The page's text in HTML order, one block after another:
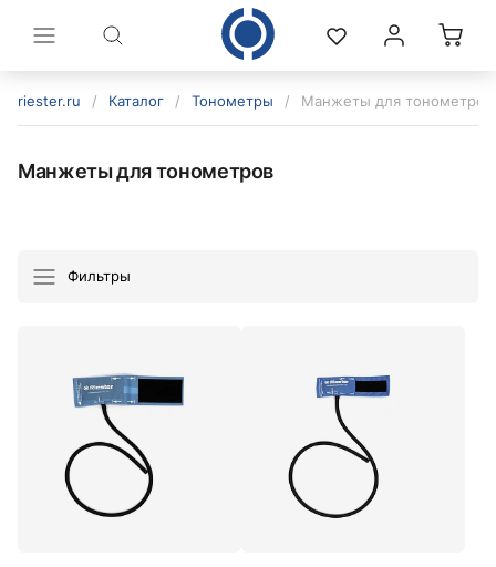
riester.ru / Каталог / Тонометры / Манжеты для тонометров
Манжеты для тонометров
Фильтры
политикой конфиденциальности